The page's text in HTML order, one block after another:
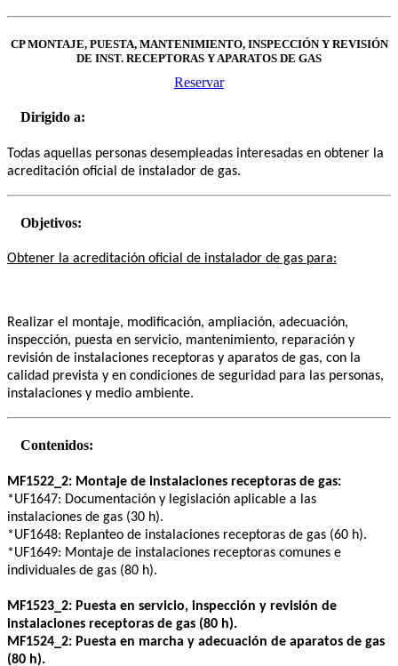
CP MONTAJE, PUESTA, MANTENIMIENTO, INSPECCIÓN Y REVISIÓN
DE INST. RECEPTORAS Y APARATOS DE GAS
Reservar
Dirigido a:
Todas aquellas personas desempleadas interesadas en obtener la
acreditación oficial de instalador de gas.
Objetivos:
Obtener la acreditación oficial de instalador de gas para:
Realizar el montaje, modificación, ampliación, adecuación,
inspección, puesta en servicio, mantenimiento, reparación y
revisión de instalaciones receptoras y aparatos de gas, con la
calidad prevista y en condiciones de seguridad para las personas,
instalaciones y medio ambiente.
Contenidos:
MF1522_2: Montaje de instalaciones receptoras de gas:
*UF1647: Documentación y legislación aplicable a las
instalaciones de gas (30 h).
*UF1648: Replanteo de instalaciones receptoras de gas (60 h).
*UF1649: Montaje de instalaciones receptoras comunes e
individuales de gas (80 h).
MF1523_2: Puesta en servicio, inspección y revisión de
instalaciones receptoras de gas (80 h).
MF1524_2: Puesta en marcha y adecuación de aparatos de gas
(80 h).